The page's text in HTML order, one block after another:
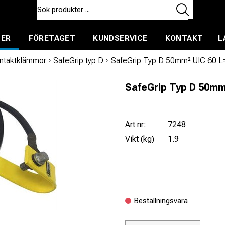
FÖRETAGET KUNDSERVICE KONTAKT
/ SafeGrip typ D / SafeGrip Typ D 50mm² UIC 60
SafeGrip Typ D
Art nr:
7248
Vikt (kg)
1.9
Beställningsvara